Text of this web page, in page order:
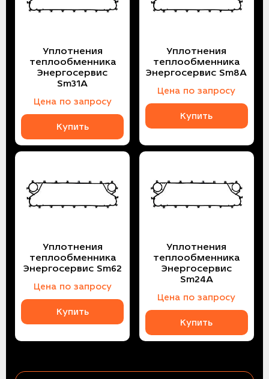
Уплотнения
теплообменника
Энергосервис
Sm31A
Цена по запросу
Купить
Уплотнения
теплообменника
Энергосервис Sm8A
Цена по запросу
Купить
Уплотнения
теплообменника
Энергосервис Sm62
Цена по запросу
Купить
Уплотнения
теплообменника
Энергосервис
Sm24A
Цена по запросу
Купить